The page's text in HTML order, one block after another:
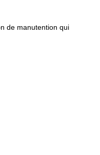
de manutention qui